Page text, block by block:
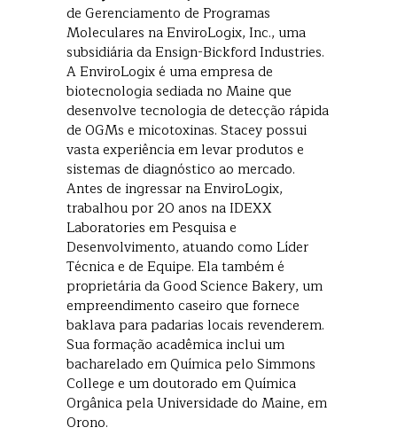
de Gerenciamento de Programas
Moleculares na EnviroLogix, Inc., uma
subsidiária da Ensign-Bickford Industries.
A EnviroLogix é uma empresa de
biotecnologia sediada no Maine que
desenvolve tecnologia de detecção rápida
de OGMs e micotoxinas. Stacey possui
vasta experiência em levar produtos e
sistemas de diagnóstico ao mercado.
Antes de ingressar na EnviroLogix,
trabalhou por 20 anos na IDEXX
Laboratories em Pesquisa e
Desenvolvimento, atuando como Líder
Técnica e de Equipe. Ela também é
proprietária da Good Science Bakery, um
empreendimento caseiro que fornece
baklava para padarias locais revenderem.
Sua formação acadêmica inclui um
bacharelado em Química pelo Simmons
College e um doutorado em Química
Orgânica pela Universidade do Maine, em
Orono.